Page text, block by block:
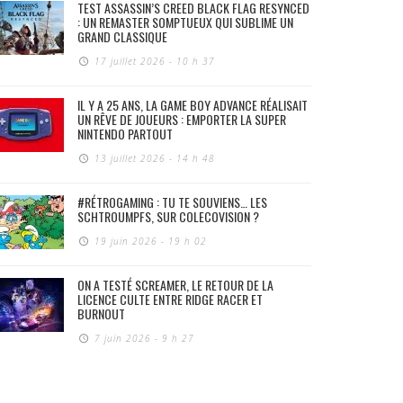
TEST ASSASSIN’S CREED BLACK FLAG RESYNCED
: UN REMASTER SOMPTUEUX QUI SUBLIME UN
GRAND CLASSIQUE
17 juillet 2026 - 10 h 37
IL Y A 25 ANS, LA GAME BOY ADVANCE RÉALISAIT
UN RÊVE DE JOUEURS : EMPORTER LA SUPER
NINTENDO PARTOUT
13 juillet 2026 - 14 h 48
#RÉTROGAMING : TU TE SOUVIENS… LES
SCHTROUMPFS, SUR COLECOVISION ?
19 juin 2026 - 19 h 02
ON A TESTÉ SCREAMER, LE RETOUR DE LA
LICENCE CULTE ENTRE RIDGE RACER ET
BURNOUT
7 juin 2026 - 9 h 27